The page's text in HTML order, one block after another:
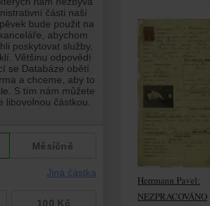
Herrmann Pavel:
NEZPRACOVÁNO